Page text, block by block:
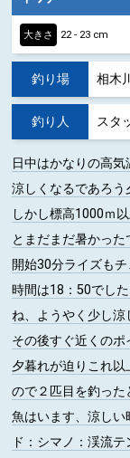
大きさ 22 - 23 cm
釣り場 相木川
釣り人 スタ
日中はかなりの高
涼しくなるであろう
しかし標高1000ｍ
とまだまだ暑かった
開始30分ライズも
時間は18：50でし
ね、ようやく少し涼
その後すぐ近くのポ
夕暮れが迫りこれ
ので２匹目を釣った
魚はいます、涼しい
ド ：シマノ：渓流